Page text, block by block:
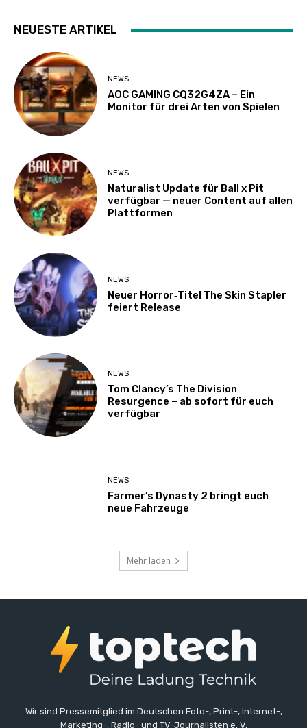
NEUESTE ARTIKEL
NEWS
AOC GAMING CQ32G4ZA – Ein
Monitor für drei Arten von Spielen
NEWS
Naturalist Update für Ball x Pit
verfügbar — neuer Content auf allen
Plattformen
NEWS
Neuer Horror‑Titel The Skin Stapler
feiert Release
NEWS
Tom Clancy’s The Division
Resurgence – ab sofort für euch
verfügbar
NEWS
Farmer’s Dynasty 2 bringt euch
neue Fahrzeuge
Mehr laden
Wir sind Pressemitglied im Deutschen Foto-, Print-, Internet-,
Marketing-, Radio- und TV-Journalisten e. V.